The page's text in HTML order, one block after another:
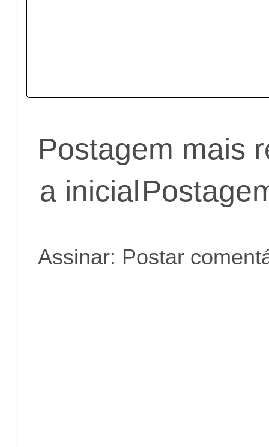
Postagem mais
a inicial
Assinar: Postar